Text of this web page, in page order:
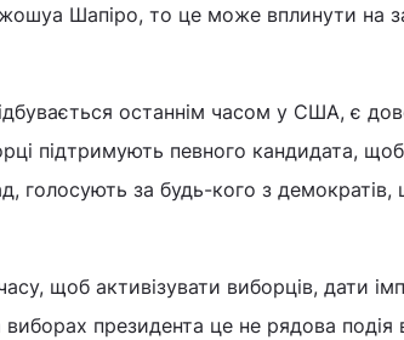
Шапіро, то це може вплинути на
останнім часом у США, є
підтримують певного кандидата,
голосують за будь-кого з демократів,
щоб активізувати виборців, дати
президента це не рядова подія